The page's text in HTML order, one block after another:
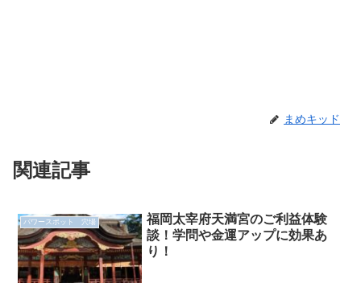
まめキッド
関連記事
パワースポット 穴場
福岡太宰府天満宮のご利益体験
談！学問や金運アップに効果あ
り！